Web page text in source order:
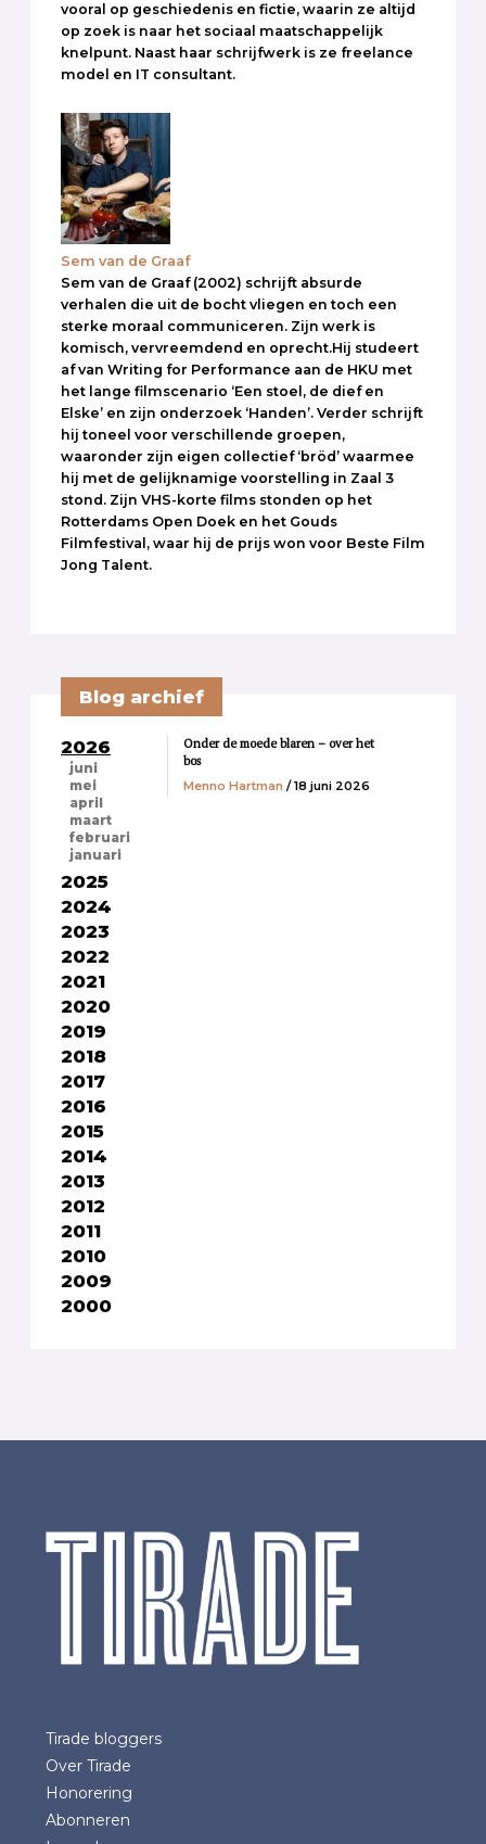
vooral op geschiedenis en fictie, waarin ze altijd
op zoek is naar het sociaal maatschappelijk
knelpunt. Naast haar schrijfwerk is ze freelance
model en IT consultant.
Sem van de Graaf
Sem van de Graaf (2002) schrijft absurde
verhalen die uit de bocht vliegen en toch een
sterke moraal communiceren. Zijn werk is
komisch, vervreemdend en oprecht.Hij studeert
af van Writing for Performance aan de HKU met
het lange filmscenario ‘Een stoel, de dief en
Elske’ en zijn onderzoek ‘Handen’. Verder schrijft
hij toneel voor verschillende groepen,
waaronder zijn eigen collectief ‘bröd’ waarmee
hij met de gelijknamige voorstelling in Zaal 3
stond. Zijn VHS-korte films stonden op het
Rotterdams Open Doek en het Gouds
Filmfestival, waar hij de prijs won voor Beste Film
Jong Talent.
Blog archief
2026
juni
mei
april
maart
februari
januari
2025
2024
2023
2022
2021
2020
2019
2018
2017
2016
2015
2014
2013
2012
2011
2010
2009
2000
Onder de moede blaren – over het
bos
Menno Hartman / 18 juni 2026
Tirade bloggers
Over Tirade
Honorering
Abonneren